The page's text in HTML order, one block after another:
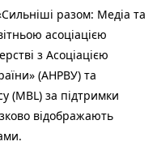
разом: Медіа та
асоціацією
з Асоціацією
(АНРВУ) та
(MBL) за підтримки
відображають